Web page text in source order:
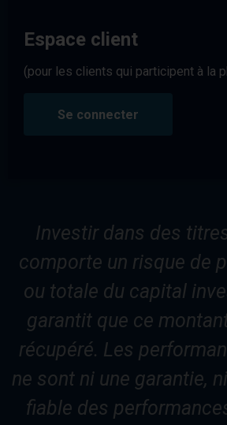
Espace client
(pour les clients qui participent à la
Se connecter
Investir dans des
comporte un risque de
ou totale du capital
garantit que ce
récupéré. Les
ne sont ni une garantie,
fiable des